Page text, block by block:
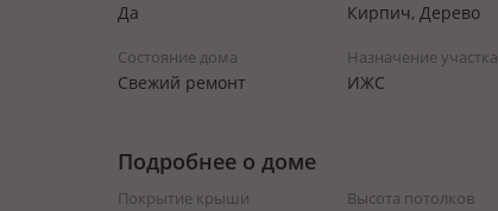
Да Кирпич, Дерево
Состояние дома
Свежий ремонт
Назначение участка
ИЖС
Подробнее о доме
Покрытие крыши Высота потолков